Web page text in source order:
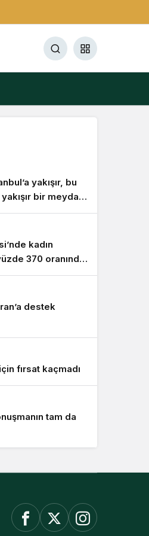
yakışır, bu
bir meydan
kadın
370 oranında
destek
fırsat kaçmadı
tam da